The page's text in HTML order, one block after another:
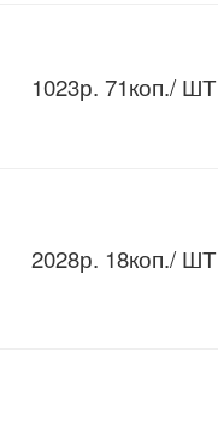
1023р. 71коп./ ШТ
2028р. 18коп./ ШТ